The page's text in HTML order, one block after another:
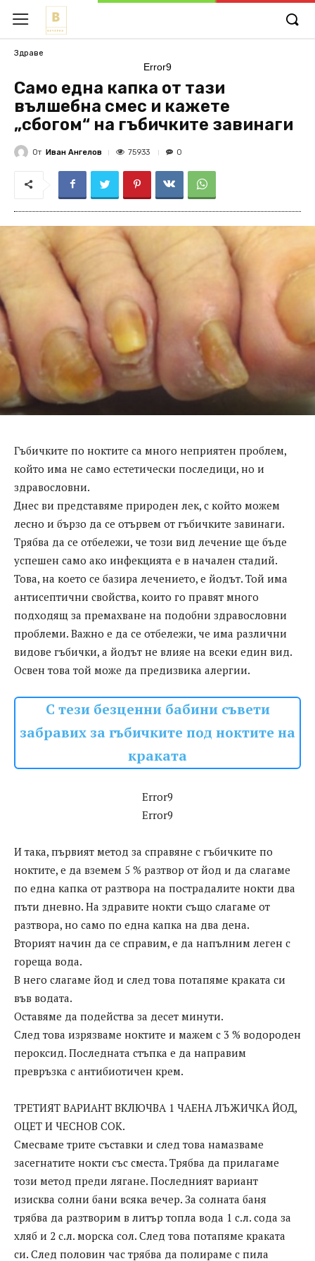
Здраве
Error9
Само една капка от тази
вълшебна смес и кажете
„сбогом“ на гъбичките завинаги
От Иван Ангелов 75933 0
Гъбичките по ноктите са много неприятен проблем,
който има не само естетически последици, но и
здравословни.
Днес ви представяме природен лек, с който можем
лесно и бързо да се отървем от гъбичките завинаги.
Трябва да се отбележи, че този вид лечение ще бъде
успешен само ако инфекцията е в начален стадий.
Това, на което се базира лечението, е йодът. Той има
антисептични свойства, които го правят много
подходящ за премахване на подобни здравословни
проблеми. Важно е да се отбележи, че има различни
видове гъбички, а йодът не влияе на всеки един вид.
Освен това той може да предизвика алергии.
С тези безценни бабини съвети
забравих за гъбичките под ноктите на
краката
Error9
Error9
И така, първият метод за справяне с гъбичките по
ноктите, е да вземем 5 % разтвор от йод и да слагаме
по една капка от разтвора на пострадалите нокти два
пъти дневно. На здравите нокти също слагаме от
разтвора, но само по една капка на два дена.
Вторият начин да се справим, е да напълним леген с
гореща вода.
В него слагаме йод и след това потапяме краката си
във водата.
Оставяме да подейства за десет минути.
След това изрязваме ноктите и мажем с 3 % водороден
пероксид. Последната стъпка е да направим
превръзка с антибиотичен крем.
ТРЕТИЯТ ВАРИАНТ ВКЛЮЧВА 1 ЧАЕНА ЛЪЖИЧКА ЙОД,
ОЦЕТ И ЧЕСНОВ СОК.
Смесваме трите съставки и след това намазваме
засегнатите нокти със сместа. Трябва да прилагаме
този метод преди лягане. Последният вариант
изисква солни бани всяка вечер. За солната баня
трябва да разтворим в литър топла вода 1 с.л. сода за
хляб и 2 с.л. морска сол. След това потапяме краката
си. След половин час трябва да полираме с пила